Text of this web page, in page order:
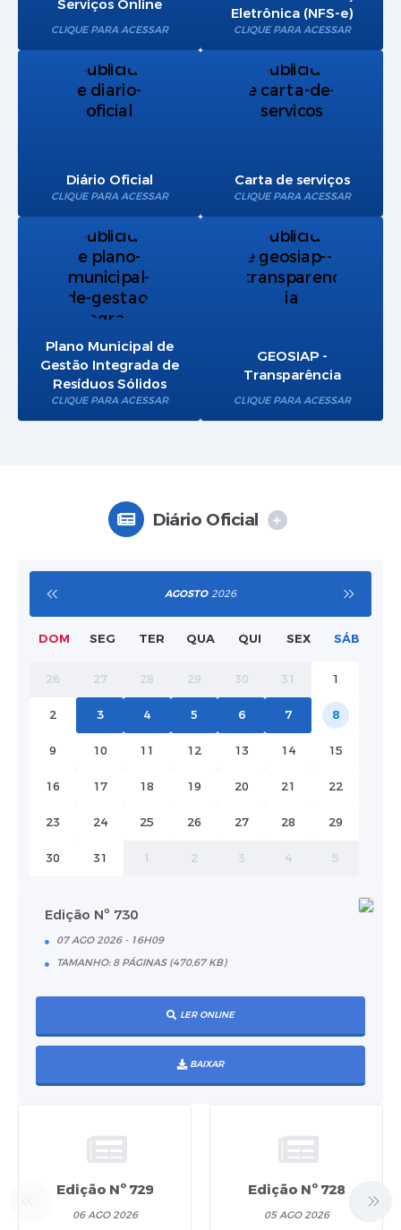
Serviços Online
CLIQUE PARA ACESSAR
Eletrônica (NFS-e)
CLIQUE PARA ACESSAR
Diário Oficial
CLIQUE PARA ACESSAR
Carta de serviços
CLIQUE PARA ACESSAR
Plano Municipal de
Gestão Integrada de
Resíduos Sólidos
CLIQUE PARA ACESSAR
GEOSIAP -
Transparência
CLIQUE PARA ACESSAR
Diário Oficial
AGOSTO 2026
DOM SEG TER QUA QUI SEX SÁB
26 27 28 29 30 31 1
2 3 4 5 6 7 8
9 10 11 12 13 14 15
16 17 18 19 20 21 22
23 24 25 26 27 28 29
30 31 1 2 3 4 5
Edição Nº 730
07 AGO 2026 - 16H09
TAMANHO: 8 PÁGINAS (470,67 KB)
LER ONLINE
BAIXAR
Edição Nº 729
06 AGO 2026
Edição Nº 728
05 AGO 2026